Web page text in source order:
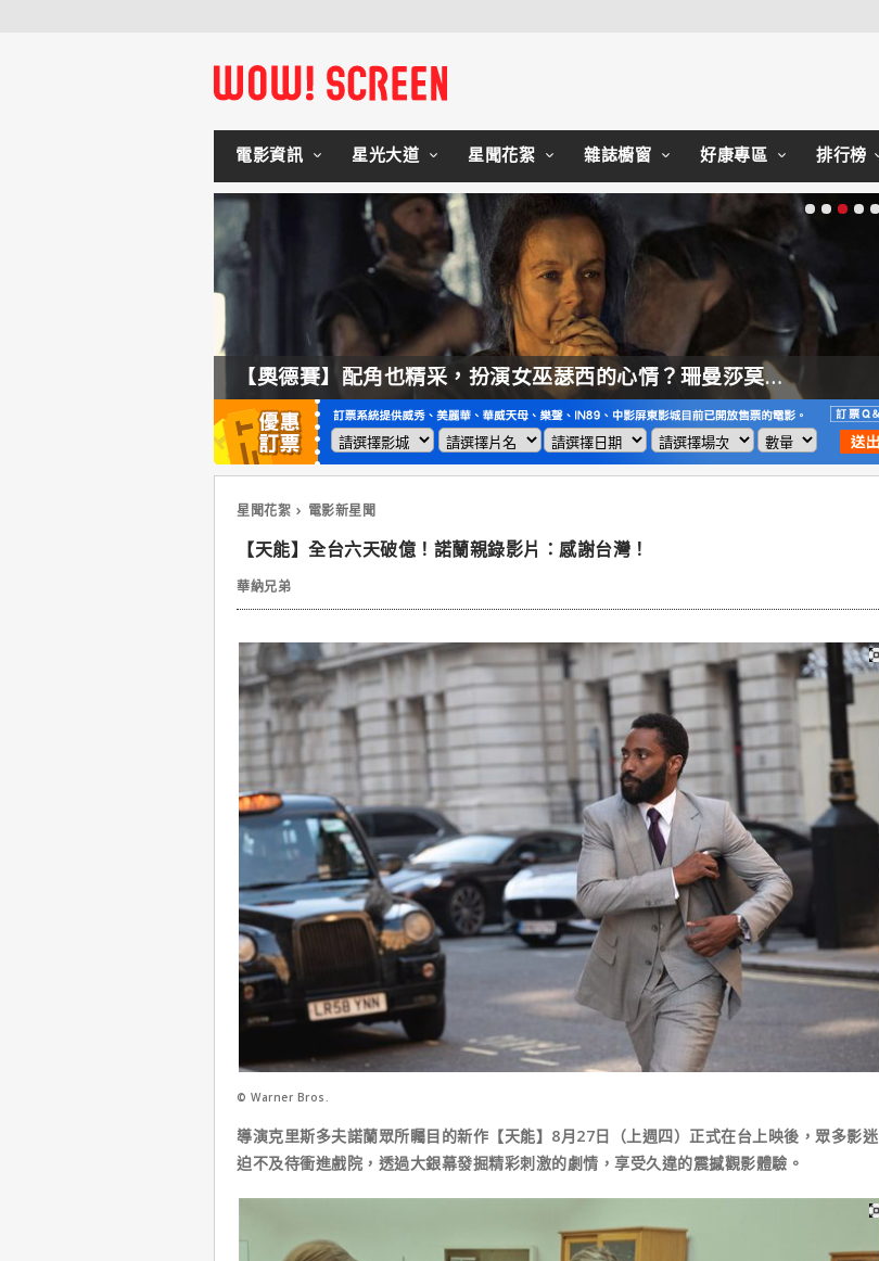
電影資訊 星光大道 星聞花絮 雜誌櫥窗 好康專區 排行榜
【奧德賽】配角也精采，扮演女巫瑟西的心情？珊曼莎莫頓：「感覺就像重生」
星聞花絮 電影新星聞
【天能】全台六天破億！諾蘭親錄影片：感謝台灣！
華納兄弟
© Warner Bros.
導演克里斯多夫諾蘭眾所矚目的新作【天能】8月27日（上週四）正式在台上映後，眾多影迷
迫不及待衝進戲院，透過大銀幕發掘精彩刺激的劇情，享受久違的震撼觀影體驗。